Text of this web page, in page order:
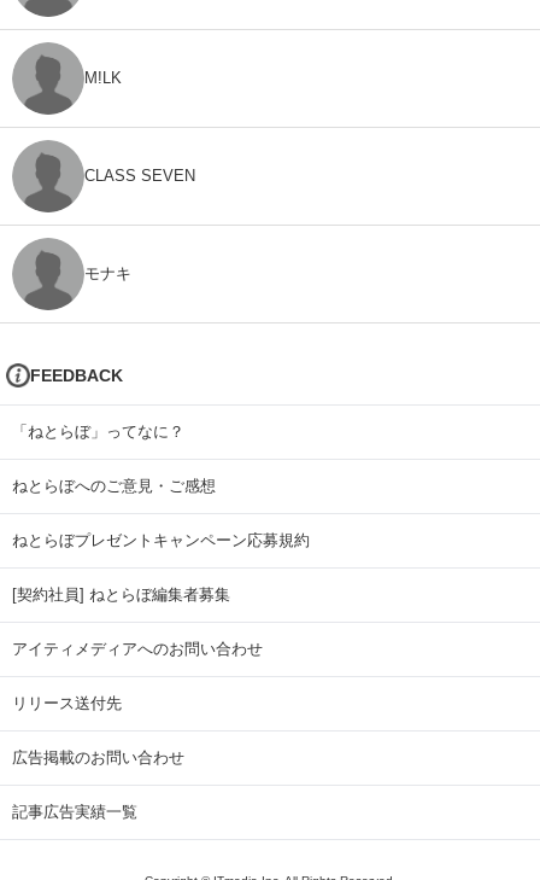
M!LK
CLASS SEVEN
モナキ
FEEDBACK
「ねとらぼ」ってなに？
ねとらぼへのご意見・ご感想
ねとらぼプレゼントキャンペーン応募規約
[契約社員] ねとらぼ編集者募集
アイティメディアへのお問い合わせ
リリース送付先
広告掲載のお問い合わせ
記事広告実績一覧